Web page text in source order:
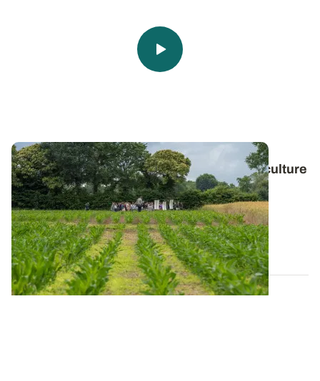
Syppre Béarn : qu’attendre d’une double culture
maïs – CIVE ou d’une culture dérobée ?
Cultiver une CIVE entre deux maïs est-il un choix
intelligent ? Quelle espèce cultiver en...
12 DÉC. 2024